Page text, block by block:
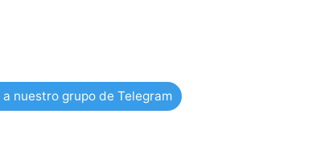
nuestro grupo de Telegram